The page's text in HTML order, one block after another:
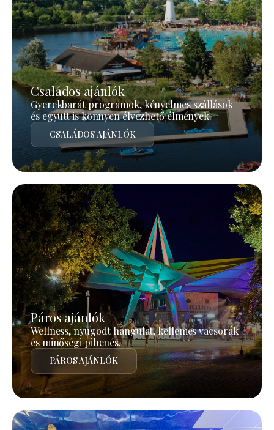
Családos ajánlók
Gyerekbarát programok, kényelmes szállások
és együtt is könnyen élvezhető élmények.
CSALÁDOS AJÁNLÓK
Páros ajánlók
Wellness, nyugodt hangulat, kellemes vacsorák
és minőségi pihenés.
PÁROS AJÁNLÓK